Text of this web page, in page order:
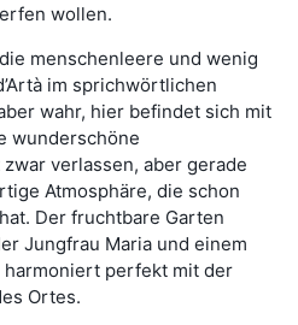
wollen.
menschenleere und wenig
im sprichwörtlichen
wahr, hier befindet sich mit
wunderschöne
verlassen, aber gerade
Atmosphäre, die schon
Der fruchtbare Garten
Jungfrau Maria und einem
perfekt mit der
Ortes.